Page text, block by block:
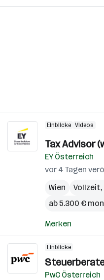
Einblicke Videos
Tax Advisor
EY Österreich
vor 4 Tagen
Wien
ab 5.300 €
Merken
Einblicke
PwC Österreich